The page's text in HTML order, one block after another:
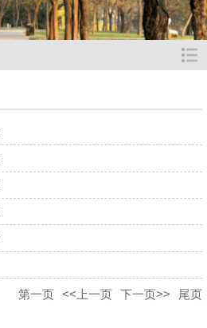
第一页 <<上一页 下一页>> 尾页